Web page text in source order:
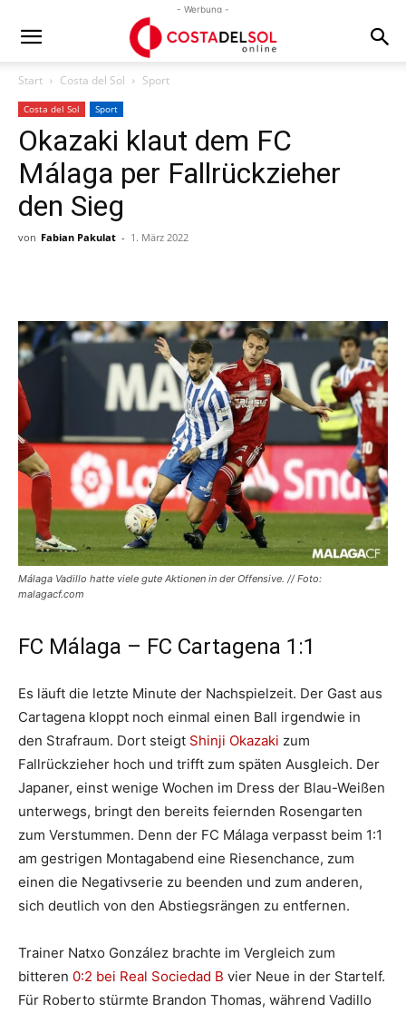
- Werbung -
Start Costa del Sol Sport
Costa del Sol Sport
Okazaki klaut dem FC
Málaga per Fallrückzieher
den Sieg
von Fabian Pakulat - 1. März 2022
Málaga Vadillo hatte viele gute Aktionen in der Offensive. // Foto:
malagacf.com
FC Málaga – FC Cartagena 1:1
Es läuft die letzte Minute der Nachspielzeit. Der Gast aus
Cartagena kloppt noch einmal einen Ball irgendwie in
den Strafraum. Dort steigt Shinji Okazaki zum
Fallrückzieher hoch und trifft zum späten Ausgleich. Der
Japaner, einst wenige Wochen im Dress der Blau-Weißen
unterwegs, bringt den bereits feiernden Rosengarten
zum Verstummen. Denn der FC Málaga verpasst beim 1:1
am gestrigen Montagabend eine Riesenchance, zum
einen die Negativserie zu beenden und zum anderen,
sich deutlich von den Abstiegsrängen zu entfernen.
Trainer Natxo González brachte im Vergleich zum
bitteren 0:2 bei Real Sociedad B vier Neue in der Startelf.
Für Roberto stürmte Brandon Thomas, während Vadillo